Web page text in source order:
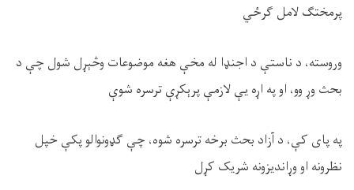
پرمختګ لامل ګرځي
وروسته، د ناستې د اجنډا له مخې هغه موضوعات وڅېړل شول چې د
بحث وړ وو، او په اړه یې لازمې پرېکړې ترسره شوې
په پای کې، د آزاد بحث برخه ترسره شوه، چې ګډونوالو پکې خپل
نظرونه او وړاندیزونه شریک کړل